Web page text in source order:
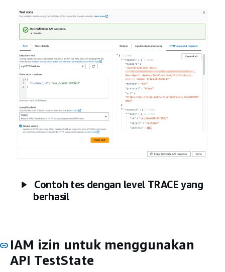
Contoh tes dengan level TRACE yang
berhasil
IAM izin untuk menggunakan
API TestState